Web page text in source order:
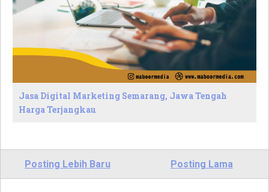
Jasa Digital Marketing Semarang, Jawa Tengah
Harga Terjangkau
Posting Lebih Baru Posting Lama